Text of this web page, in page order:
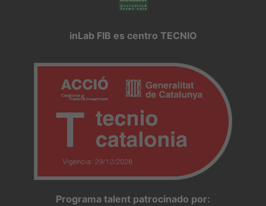
inLab FIB es centro TECNIO
Programa talent patrocinado por: